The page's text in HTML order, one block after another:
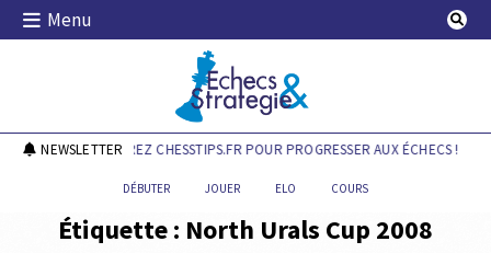
Skip
Menu
Echecs & Stratégie
NEWSLETTER
DÉCOUVREZ CHESSTIPS.FR POUR PROGRESSER AUX ÉCHECS !
DÉBUTER JOUER ELO COURS
Étiquette : North Urals Cup 2008